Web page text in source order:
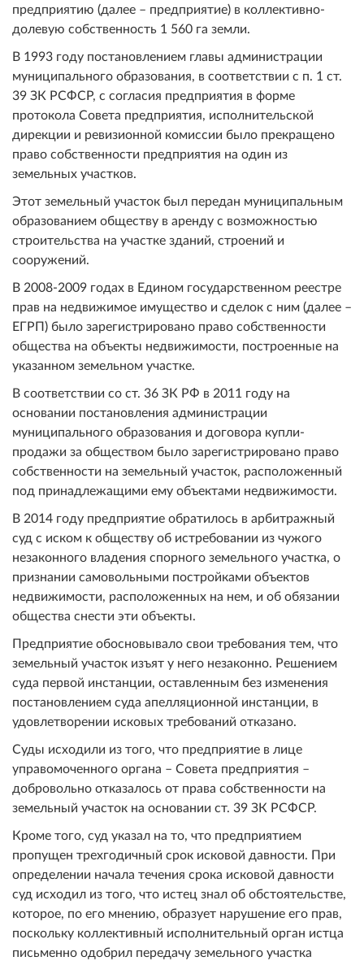
предприятию (далее – предприятие) в коллективно-
долевую собственность 1 560 га земли.
В 1993 году постановлением главы администрации
муниципального образования, в соответствии с п. 1 ст.
39 ЗК РСФСР, с согласия предприятия в форме
протокола Совета предприятия, исполнительской
дирекции и ревизионной комиссии было прекращено
право собственности предприятия на один из
земельных участков.
Этот земельный участок был передан муниципальным
образованием обществу в аренду с возможностью
строительства на участке зданий, строений и
сооружений.
В 2008-2009 годах в Едином государственном реестре
прав на недвижимое имущество и сделок с ним (далее –
ЕГРП) было зарегистрировано право собственности
общества на объекты недвижимости, построенные на
указанном земельном участке.
В соответствии со ст. 36 ЗК РФ в 2011 году на
основании постановления администрации
муниципального образования и договора купли-
продажи за обществом было зарегистрировано право
собственности на земельный участок, расположенный
под принадлежащими ему объектами недвижимости.
В 2014 году предприятие обратилось в арбитражный
суд с иском к обществу об истребовании из чужого
незаконного владения спорного земельного участка, о
признании самовольными постройками объектов
недвижимости, расположенных на нем, и об обязании
общества снести эти объекты.
Предприятие обосновывало свои требования тем, что
земельный участок изъят у него незаконно. Решением
суда первой инстанции, оставленным без изменения
постановлением суда апелляционной инстанции, в
удовлетворении исковых требований отказано.
Суды исходили из того, что предприятие в лице
управомоченного органа – Совета предприятия –
добровольно отказалось от права собственности на
земельный участок на основании ст. 39 ЗК РСФСР.
Кроме того, суд указал на то, что предприятием
пропущен трехгодичный срок исковой давности. При
определении начала течения срока исковой давности
суд исходил из того, что истец знал об обстоятельстве,
которое, по его мнению, образует нарушение его прав,
поскольку коллективный исполнительный орган истца
письменно одобрил передачу земельного участка